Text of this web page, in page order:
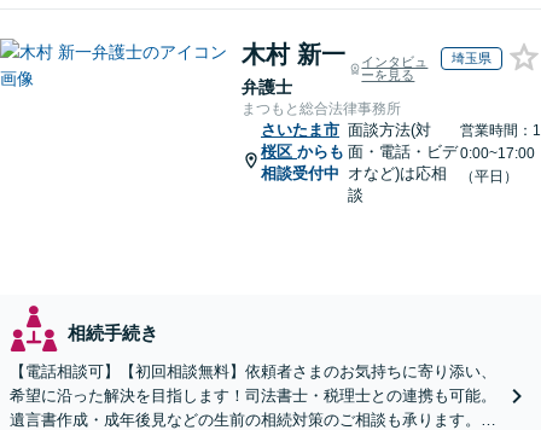
木村 新一
弁護士
インタビュ
ーを見る
埼玉県
まつもと総合法律事務所
さいたま市
桜区 からも
相談受付中
面談方法(対
面・電話・ビデ
オなど)は応相
談
営業時間：1
0:00~17:00
（平日）
相続手続き
【電話相談可】【初回相談無料】依頼者さまのお気持ちに寄り添い、
希望に沿った解決を目指します！司法書士・税理士との連携も可能。
遺言書作成・成年後見などの生前の相続対策のご相談も承ります。